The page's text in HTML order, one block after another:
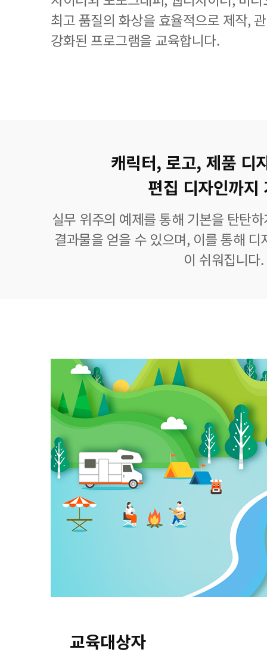
최고 품질의 화상을 효율적으로 제작,
강화된 프로그램을 교육합니다.
캐릭터, 로고, 제품 디
편집 디자인까지
실무 위주의 예제를 통해 기본을 탄탄
결과물을 얻을 수 있으며, 이를 통해
이 쉬워집니다.
교육대상자